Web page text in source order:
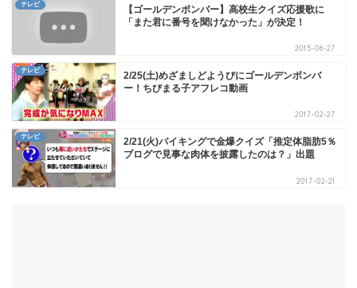
テレビ
【ゴールデンボンバー】高校生クイズ応援歌に
「また君に番号を聞けなかった」が決定！
2015-06-27
テレビ
2/25(土)めざましどようびにゴールデンボンバ
ー！ちびまる子アフレコ動画
2017-02-27
テレビ
2/21(火)バイキングで金爆クイズ「推定体脂肪5％
ブログで見事な肉体を披露したのは？」出題
2017-02-21